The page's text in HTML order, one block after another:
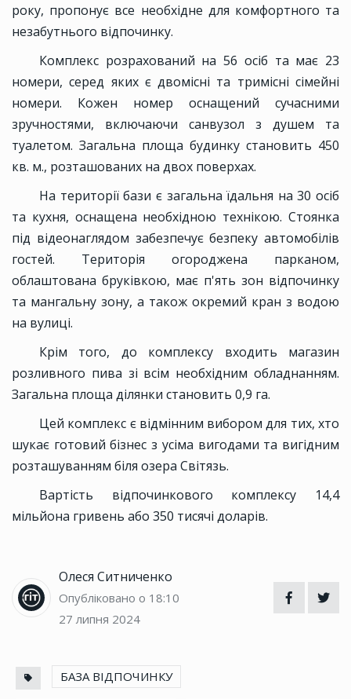
року, пропонує все необхідне для комфортного та
незабутнього відпочинку.
Комплекс розрахований на 56 осіб та має 23
номери, серед яких є двомісні та тримісні сімейні
номери. Кожен номер оснащений сучасними
зручностями, включаючи санвузол з душем та
туалетом. Загальна площа будинку становить 450
кв. м., розташованих на двох поверхах.
На території бази є загальна їдальня на 30 осіб
та кухня, оснащена необхідною технікою. Стоянка
під відеонаглядом забезпечує безпеку автомобілів
гостей. Територія огороджена парканом,
облаштована бруківкою, має п'ять зон відпочинку
та мангальну зону, а також окремий кран з водою
на вулиці.
Крім того, до комплексу входить магазин
розливного пива зі всім необхідним обладнанням.
Загальна площа ділянки становить 0,9 га.
Цей комплекс є відмінним вибором для тих, хто
шукає готовий бізнес з усіма вигодами та вигідним
розташуванням біля озера Світязь.
Вартість відпочинкового комплексу 14,4
мільйона гривень або 350 тисячі доларів.
Олеся Ситниченко
Опубліковано о 18:10
27 липня 2024
БАЗА ВІДПОЧИНКУ